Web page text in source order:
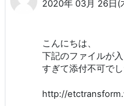
2020年 03月 26日(
こんにちは、
下記のファイルが
すぎて添付不可でし
http://